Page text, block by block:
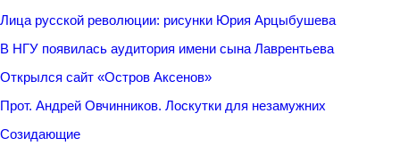
Лица русской революции: рисунки Юрия Арцыбушева
В НГУ появилась аудитория имени сына Лаврентьева
Открылся сайт «Остров Аксенов»
Прот. Андрей Овчинников. Лоскутки для незамужних
Созидающие